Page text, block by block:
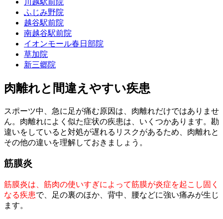
ふじみ野院
越谷駅前院
南越谷駅前院
イオンモール春日部院
草加院
新三郷院
肉離れと間違えやすい疾患
スポーツ中、急に足が痛む原因は、肉離れだけではありませ
ん。肉離れによく似た症状の疾患は、いくつかあります。勘
違いをしていると対処が遅れるリスクがあるため、肉離れと
その他の違いを理解しておきましょう。
筋膜炎
筋膜炎は、筋肉の使いすぎによって筋膜が炎症を起こし固く
なる疾患で、足の裏のほか、背中、腰などに強い痛みが生じ
ます。